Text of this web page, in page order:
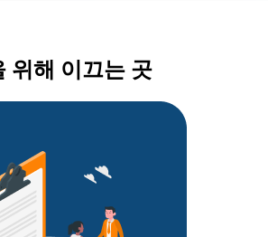
위해 이끄는 곳